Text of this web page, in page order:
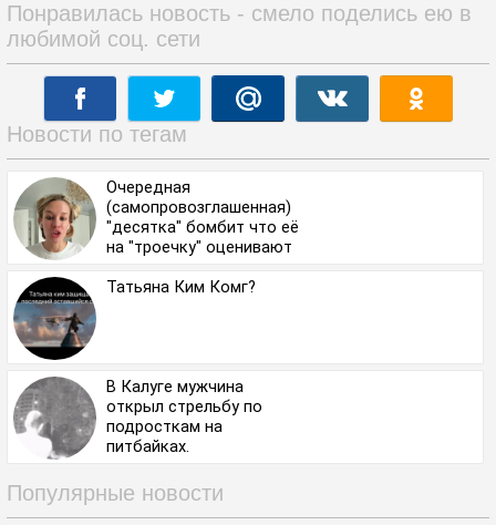
Понравилась новость - смело поделись ею в
любимой соц. сети
Новости по тегам
Очередная
(самопровозглашенная)
"десятка" бомбит что её
на "троечку" оценивают
искать женихов в
Татьяна Ким Комг?
В Калуге мужчина
открыл стрельбу по
подросткам на
питбайках.
Популярные новости